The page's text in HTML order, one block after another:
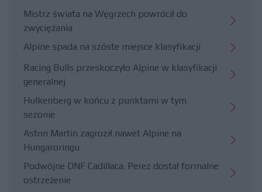
Mistrz świata na Węgrzech powrócił do
zwyciężania
Alpine spada na szóste miejsce klasyfikacji
Racing Bulls przeskoczyło Alpine w klasyfikacji
generalnej
Hulkenberg w końcu z punktami w tym
sezonie
Aston Martin zagroził nawet Alpine na
Hungaroringu
Podwójne DNF Cadillaca. Perez dostał formalne
ostrzeżenie